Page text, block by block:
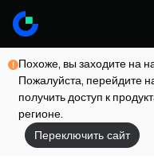
Похоже, вы заходите на
Пожалуйста, перейдите
получить доступ к
регионе.
Переключить сайт